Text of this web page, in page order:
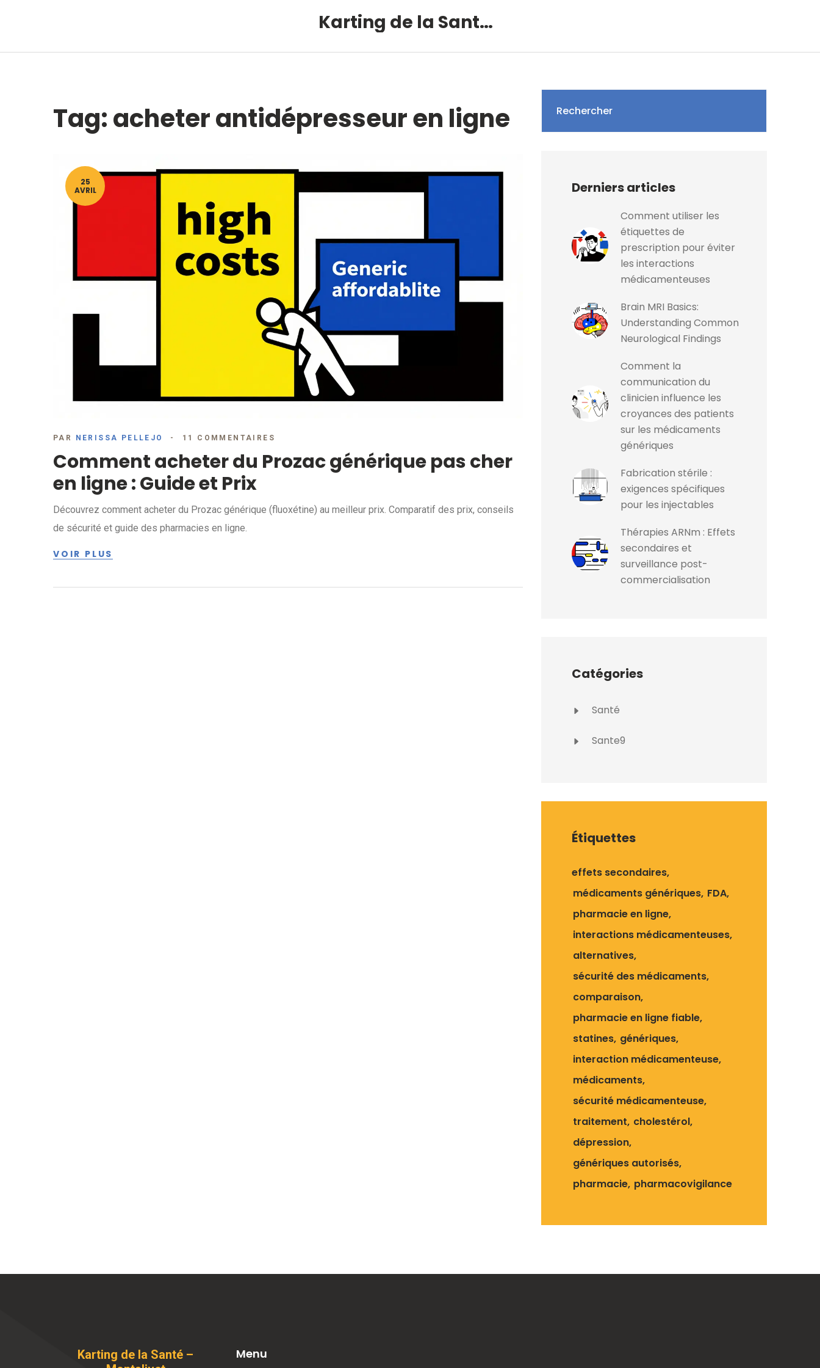
Karting de la Santé – Montalivet
Tag: acheter antidépresseur en ligne
25
AVRIL
PAR NERISSA PELLEJO 11 COMMENTAIRES
Comment acheter du Prozac générique pas cher
en ligne : Guide et Prix
Découvrez comment acheter du Prozac générique (fluoxétine) au meilleur prix. Comparatif des prix, conseils
de sécurité et guide des pharmacies en ligne.
VOIR PLUS
Rechercher
Derniers articles
Comment utiliser les
étiquettes de
prescription pour éviter
les interactions
médicamenteuses
Brain MRI Basics:
Understanding Common
Neurological Findings
Comment la
communication du
clinicien influence les
croyances des patients
sur les médicaments
génériques
Fabrication stérile :
exigences spécifiques
pour les injectables
Thérapies ARNm : Effets
secondaires et
surveillance post-
commercialisation
Catégories
Santé
Sante9
Étiquettes
effets secondaires
médicaments génériques FDA
pharmacie en ligne
interactions médicamenteuses
alternatives
sécurité des médicaments
comparaison
pharmacie en ligne fiable
statines génériques
interaction médicamenteuse
médicaments
sécurité médicamenteuse
traitement cholestérol
dépression
génériques autorisés
pharmacie pharmacovigilance
Karting de la Santé –
Menu